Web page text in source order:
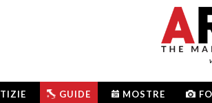
GUIDE MOSTRE